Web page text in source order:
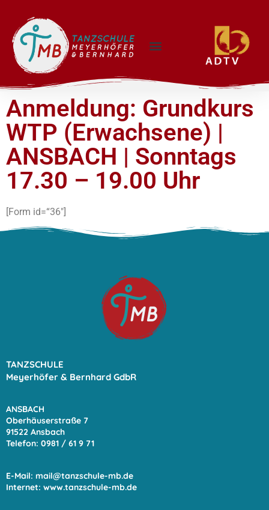
Anmeldung: Grundkurs
WTP (Erwachsene) |
ANSBACH | Sonntags
17.30 – 19.00 Uhr
[Form id=“36″]
TANZSCHULE
Meyerhöfer & Bernhard GdbR
ANSBACH
Oberhäuserstraße 7
91522 Ansbach
Telefon: 0981 / 61 9 71
E-Mail: mail@tanzschule-mb.de
Internet: www.tanzschule-mb.de